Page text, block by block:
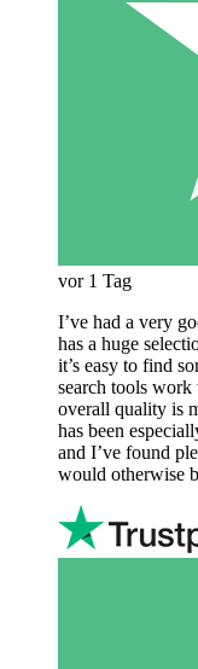
vor 1 Tag
I’ve had a very
has a huge
it’s easy to find
search tools
overall quality is
has been
and I’ve found
would otherwise